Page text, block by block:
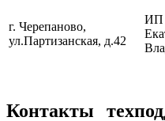
г. Черепаново,
ул.Партизанская, д.42
ИП
Контакты